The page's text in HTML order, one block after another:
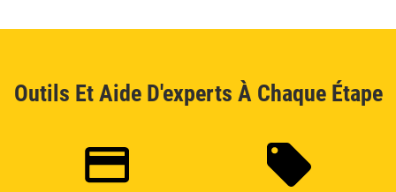
Outils Et Aide D'experts À Chaque Étape